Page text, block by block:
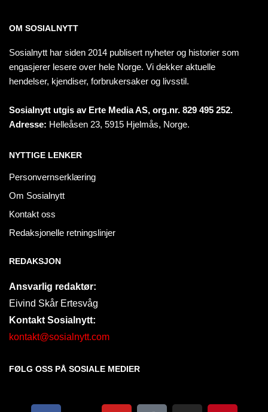
OM SOSIALNYTT
Sosialnytt har siden 2014 publisert nyheter og historier som
engasjerer lesere over hele Norge. Vi dekker aktuelle
hendelser, kjendiser, forbrukersaker og livsstil.
Sosialnytt utgis av Erte Media AS, org.nr. 829 495 252.
Adresse: Helleåsen 23, 5915 Hjelmås, Norge.
NYTTIGE LENKER
Personvernserklæring
Om Sosialnytt
Kontakt oss
Redaksjonelle retningslinjer
REDAKSJON
Ansvarlig redaktør:
Eivind Skår Ertesvåg
Kontakt Sosialnytt:
kontakt@sosialnytt.com
FØLG OSS PÅ SOSIALE MEDIER​